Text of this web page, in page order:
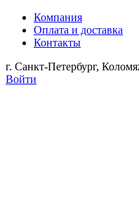
Компания
Оплата и доставка
Контакты
г. Санкт-Петербург,
Войти